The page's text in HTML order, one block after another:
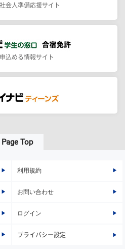
会人準備応援サイト
込める情報サイト
Page Top
利用規約
お問い合わせ
ログイン
プライバシー設定